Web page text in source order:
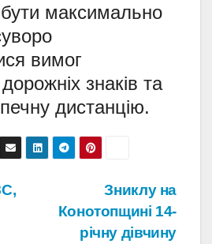
максимально
вимог
знаків та
дистанцію.
Зниклу на
Конотопщині 14-
річну дівчину